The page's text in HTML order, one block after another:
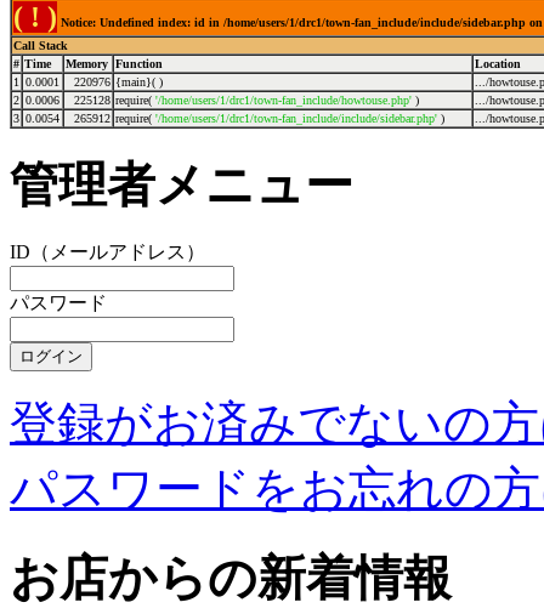
( ! ) Notice: Undefined index: id in /home/users/1/drc1/town-fan_include/include/sidebar.php
Call Stack
# Time Memory Function
Location
1
0.0001 220976 {main}( )
.../
2 0.0006 225128 require( '/home/users/1/drc1/town-fan_include/howtouse.php' )
.../
3 0.0054 265912 require( '/home/users/1/drc1/town-fan_include/include/sidebar.php' ) .../
管理者メニュー
ID（メールアドレス）
パスワード
登録がお済みでないの
パスワードをお忘れの
お店からの新着情報